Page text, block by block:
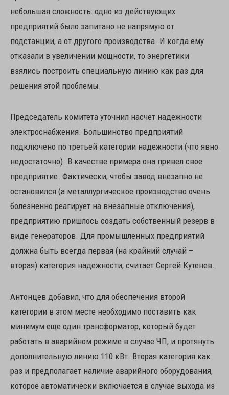
небольшая сложность: одно из действующих
предприятий было запитано не напрямую от
подстанции, а от другого производства. И когда ему
отказали в увеличении мощности, то энергетики
взялись построить специальную линию как раз для
решения этой проблемы.
Председатель комитета уточнил насчет надежности
электроснабжения. Большинство предприятий
подключено по третьей категории надежности (что явно
недостаточно). В качестве примера она привел свое
предприятие. Фактически, чтобы завод внезапно не
остановился (а металлургическое производство очень
болезненно реагирует на внезапные отключения),
предприятию пришлось создать собственный резерв в
виде генераторов. Для промышленных предприятий
должна быть всегда первая (на крайний случай –
вторая) категория надежности, считает Сергей Кутенев.
Антонцев добавил, что для обеспечения второй
категории в этом месте необходимо поставить как
минимум еще один трансформатор, который будет
работать в аварийном режиме в случае ЧП, и протянуть
дополнительную линию 110 кВт. Вторая категория как
раз и предполагает наличие аварийного оборудования,
которое автоматически включается в случае выхода из